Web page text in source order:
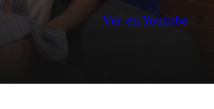
Ver en Youtube